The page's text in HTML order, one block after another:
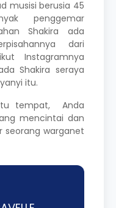
musisi berusia 45
penggemar
Shakira ada
dari
Instagramnya
Shakira seraya
itu.
tempat, Anda
mencintai dan
seorang warganet